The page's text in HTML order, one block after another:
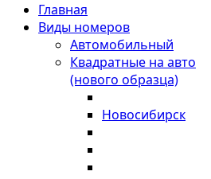
Главная
Виды номеров
Автомобильный
Квадратные на авто
(нового образца)
Новосибирск